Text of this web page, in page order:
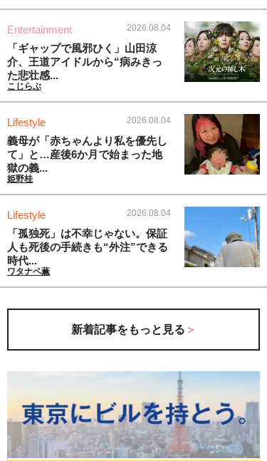
Entertainment 2026.08.04
「ギャップで風邪ひく」山田涼
介、王道アイドルから“病みきっ
た悲壮感...
こじらぶ
Lifestyle 2026.08.04
義母が「赤ちゃんより私を優先し
て」と…産後6か月で始まった地
獄の義...
姫野桂
Lifestyle 2026.08.04
「孤独死」は不幸じゃない。保証
人も死後の手続きも“外注”できる
時代...
ワタナベ薫
新着記事をもっと見る